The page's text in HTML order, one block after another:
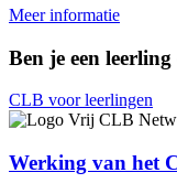
Meer informatie
Ben je een leerling
CLB voor leerlingen
Werking van het